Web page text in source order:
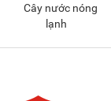
Cây nước nóng
lạnh